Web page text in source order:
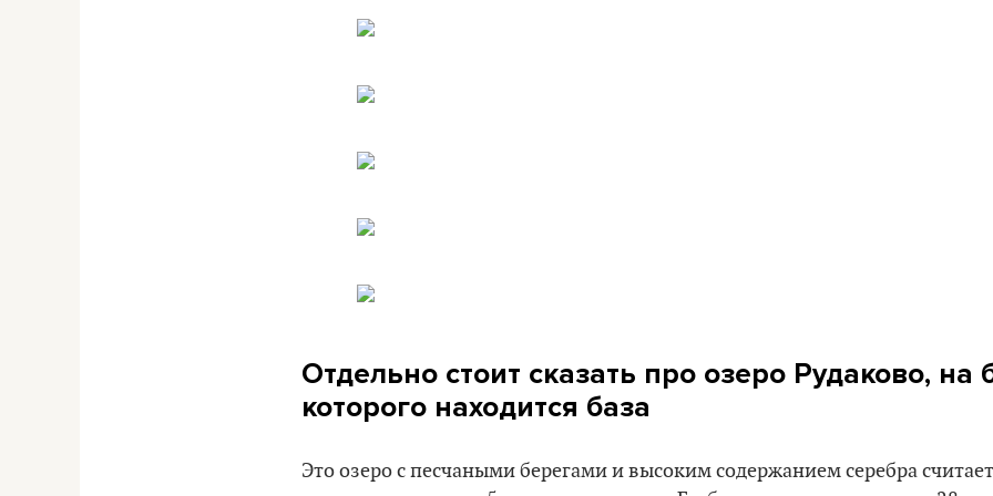
Отдельно стоит сказать про озеро Рудаково, на
которого находится база
Это озеро с песчаными берегами и высоким содержанием серебра